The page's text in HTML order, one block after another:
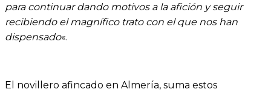
para continuar dando motivos a la afición y seguir
recibiendo el magnífico trato con el que nos han
dispensado«.
El novillero afincado en Almería, suma estos